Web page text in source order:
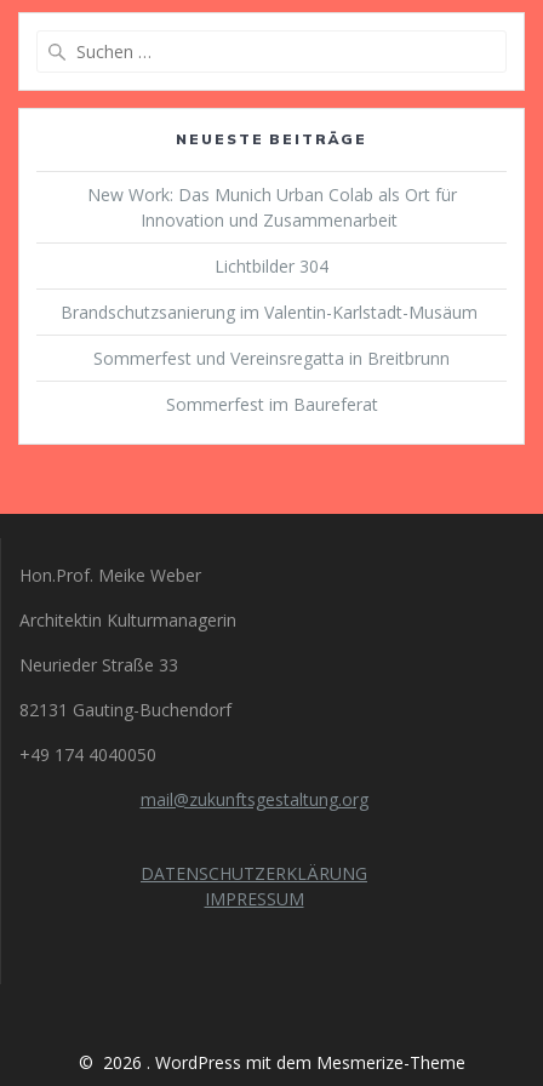
NEUESTE BEITRÄGE
New Work: Das Munich Urban Colab als Ort für
Innovation und Zusammenarbeit
Lichtbilder 304
Brandschutzsanierung im Valentin-Karlstadt-Musäum
Sommerfest und Vereinsregatta in Breitbrunn
Sommerfest im Baureferat
Hon.Prof. Meike Weber
Architektin Kulturmanagerin
Neurieder Straße 33
82131 Gauting-Buchendorf
+49 174 4040050
mail@zukunftsgestaltung.org
DATENSCHUTZERKLÄRUNG
IMPRESSUM
© 2026 . WordPress mit dem Mesmerize-Theme